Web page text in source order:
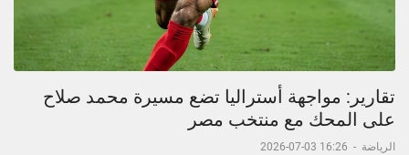
تقارير: مواجهة أستراليا تضع مسيرة محمد صلاح
على المحك مع منتخب مصر
الرياضة -
16:26 03-07-2026